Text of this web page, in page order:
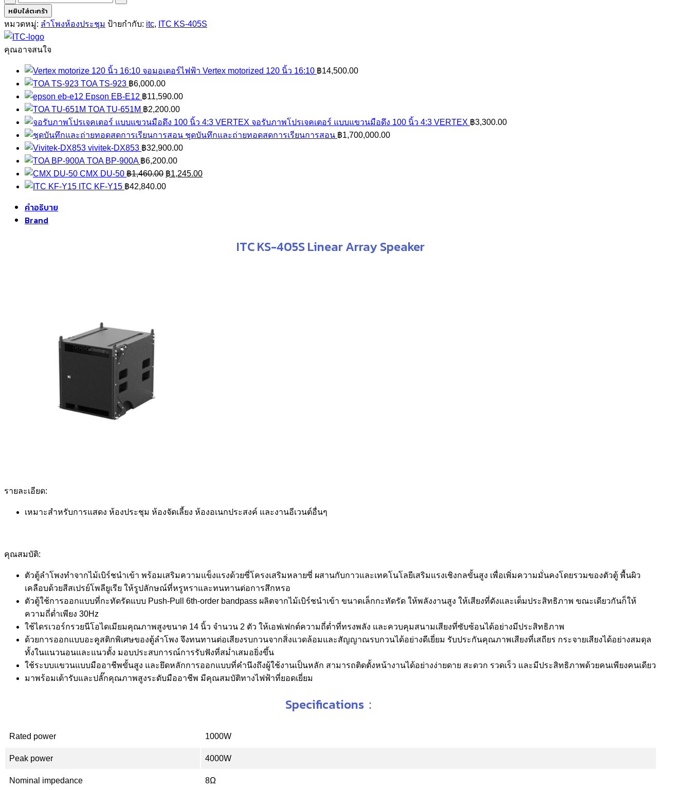
ITC
KS-
405S
ชิ้น
หยิบใส่ตะกร้า
หมวดหมู่: ลำโพงห้องประชุม ป้ายกำกับ: itc, ITC KS-405S
คุณอาจสนใจ
จอมอเตอร์ไฟฟ้า Vertex motorized 120 นิ้ว 16:10 ฿14,500.00
TOA TS-923 ฿6,000.00
Epson EB-E12 ฿11,590.00
TOA TU-651M ฿2,200.00
จอรับภาพโปรเจคเตอร์ แบบแขวนมือดึง 100 นิ้ว 4:3 VERTEX ฿3,300.00
ชุดบันทึกและถ่ายทอดสดการเรียนการสอน ฿1,700,000.00
vivitek-DX853 ฿32,900.00
TOA BP-900A ฿6,200.00
CMX DU-50 ฿1,460.00 Original
price
฿1,245.00Current
ITC KF-Y15 ฿42,840.00
คำอธิบาย
Brand
ITC KS-405S Linear Array Speaker
รายละเอียด:
เหมาะสำหรับการแสดง ห้องประชุม ห้องจัดเลี้ยง ห้องอเนกประสงค์ และงานอีเวนต์อื่นๆ
คุณสมบัติ:
ตัวตู้ลำโพงทำจากไม้เบิร์ชนำเข้า พร้อมเสริมความแข็งแรงด้วยซี่โครงเสริมหลายซี่ ผสานกับกาวและเทคโนโลยีเสริมแรงเชิงกลขั้นสูง เพื่อเพิ่มความมั่นคงโดยรวมของตัวตู้ พื้นผิว
เคลือบด้วยสีสเปรย์โพลียูเรีย ให้รูปลักษณ์ที่หรูหราและทนทานต่อการสึกหรอ
ตัวตู้ใช้การออกแบบที่กะทัดรัดแบบ Push-Pull 6th-order bandpass ผลิตจากไม้เบิร์ชนำเข้า ขนาดเล็กกะทัดรัด ให้พลังงานสูง ให้เสียงที่ดังและเต็มประสิทธิภาพ ขณะเดียวกันก็ให้
ความถี่ต่ำเพียง 30Hz
ใช้ไดรเวอร์กรวยนีโอไดเมียมคุณภาพสูงขนาด 14 นิ้ว จำนวน 2 ตัว ให้เอฟเฟกต์ความถี่ต่ำที่ทรงพลัง และควบคุมสนามเสียงที่ซับซ้อนได้อย่างมีประสิทธิภาพ
ด้วยการออกแบบอะคูสติกพิเศษของตู้ลำโพง จึงทนทานต่อเสียงรบกวนจากสิ่งแวดล้อมและสัญญาณรบกวนได้อย่างดีเยี่ยม รับประกันคุณภาพเสียงที่เสถียร กระจายเสียงได้อย่างสมดุล
ทั้งในแนวนอนและแนวตั้ง มอบประสบการณ์การรับฟังที่สม่ำเสมอยิ่งขึ้น
ใช้ระบบแขวนแบบมืออาชีพขั้นสูง และยึดหลักการออกแบบที่คำนึงถึงผู้ใช้งานเป็นหลัก สามารถติดตั้งหน้างานได้อย่างง่ายดาย สะดวก รวดเร็ว และมีประสิทธิภาพด้วยคนเพียงคนเดียว
มาพร้อมเต้ารับและปลั๊กคุณภาพสูงระดับมืออาชีพ มีคุณสมบัติทางไฟฟ้าที่ยอดเยี่ยม
Specifications：
Rated power 1000W
Peak power 4000W
Nominal impedance 8Ω